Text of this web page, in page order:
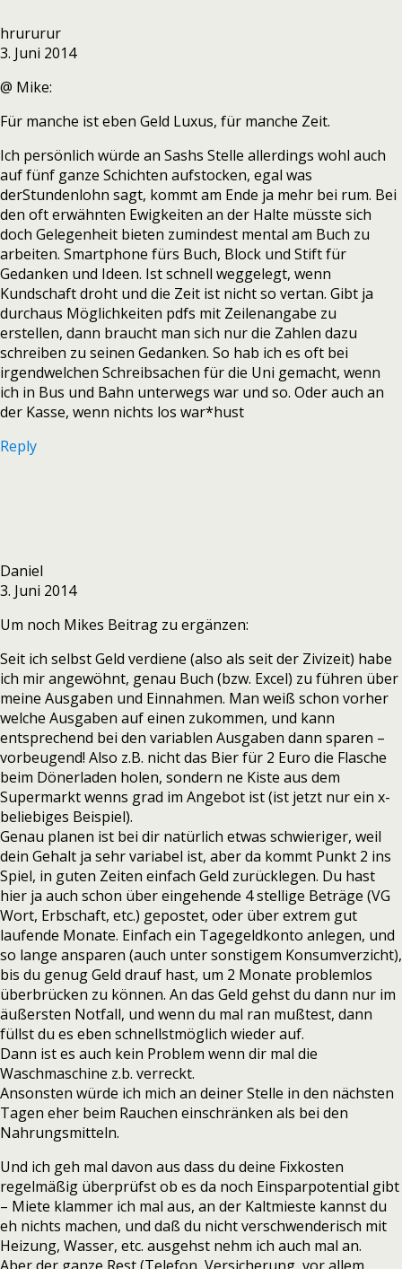
hrururur
3. Juni 2014
@ Mike:
Für manche ist eben Geld Luxus, für manche Zeit.
Ich persönlich würde an Sashs Stelle allerdings wohl auch
auf fünf ganze Schichten aufstocken, egal was
derStundenlohn sagt, kommt am Ende ja mehr bei rum. Bei
den oft erwähnten Ewigkeiten an der Halte müsste sich
doch Gelegenheit bieten zumindest mental am Buch zu
arbeiten. Smartphone fürs Buch, Block und Stift für
Gedanken und Ideen. Ist schnell weggelegt, wenn
Kundschaft droht und die Zeit ist nicht so vertan. Gibt ja
durchaus Möglichkeiten pdfs mit Zeilenangabe zu
erstellen, dann braucht man sich nur die Zahlen dazu
schreiben zu seinen Gedanken. So hab ich es oft bei
irgendwelchen Schreibsachen für die Uni gemacht, wenn
ich in Bus und Bahn unterwegs war und so. Oder auch an
der Kasse, wenn nichts los war*hust
Reply
Daniel
3. Juni 2014
Um noch Mikes Beitrag zu ergänzen:
Seit ich selbst Geld verdiene (also als seit der Zivizeit) habe
ich mir angewöhnt, genau Buch (bzw. Excel) zu führen über
meine Ausgaben und Einnahmen. Man weiß schon vorher
welche Ausgaben auf einen zukommen, und kann
entsprechend bei den variablen Ausgaben dann sparen –
vorbeugend! Also z.B. nicht das Bier für 2 Euro die Flasche
beim Dönerladen holen, sondern ne Kiste aus dem
Supermarkt wenns grad im Angebot ist (ist jetzt nur ein x-
beliebiges Beispiel).
Genau planen ist bei dir natürlich etwas schwieriger, weil
dein Gehalt ja sehr variabel ist, aber da kommt Punkt 2 ins
Spiel, in guten Zeiten einfach Geld zurücklegen. Du hast
hier ja auch schon über eingehende 4 stellige Beträge (VG
Wort, Erbschaft, etc.) gepostet, oder über extrem gut
laufende Monate. Einfach ein Tagegeldkonto anlegen, und
so lange ansparen (auch unter sonstigem Konsumverzicht),
bis du genug Geld drauf hast, um 2 Monate problemlos
überbrücken zu können. An das Geld gehst du dann nur im
äußersten Notfall, und wenn du mal ran mußtest, dann
füllst du es eben schnellstmöglich wieder auf.
Dann ist es auch kein Problem wenn dir mal die
Waschmaschine z.b. verreckt.
Ansonsten würde ich mich an deiner Stelle in den nächsten
Tagen eher beim Rauchen einschränken als bei den
Nahrungsmitteln.
Und ich geh mal davon aus dass du deine Fixkosten
regelmäßig überprüfst ob es da noch Einsparpotential gibt
– Miete klammer ich mal aus, an der Kaltmieste kannst du
eh nichts machen, und daß du nicht verschwenderisch mit
Heizung, Wasser, etc. ausgehst nehm ich auch mal an.